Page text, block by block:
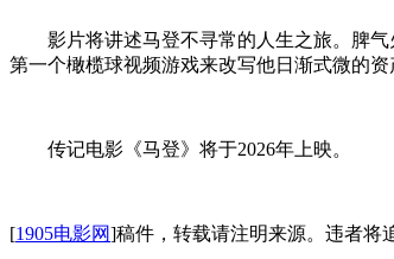
影片将讲述马登不寻常的人生之旅。脾
第一个橄榄球视频游戏来改写他日渐式微的
传记电影《马登》将于2026年上映。
[1905电影网]稿件，转载请注明来源。违者将